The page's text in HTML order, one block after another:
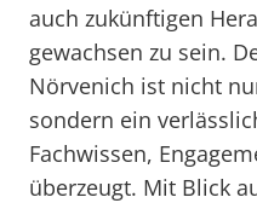
auch zukünftigen
gewachsen zu sein.
Nörvenich ist nicht
sondern ein
Fachwissen,
überzeugt. Mit Blick